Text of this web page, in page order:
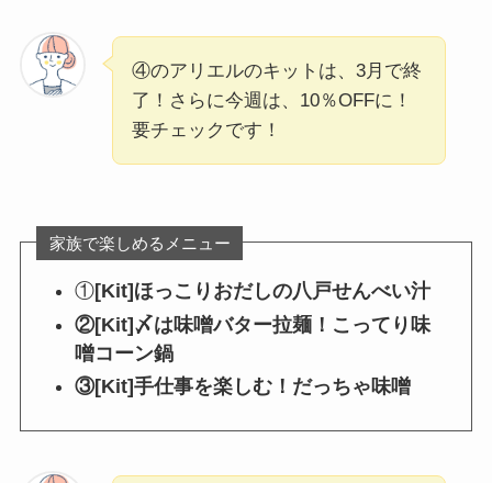
④のアリエルのキットは、3月で終
了！さらに今週は、10％OFFに！
要チェックです！
家族で楽しめるメニュー
①[Kit]ほっこりおだしの八戸せんべい汁
②[Kit]〆は味噌バター拉麺！こってり味
噌コーン鍋
③[Kit]手仕事を楽しむ！だっちゃ味噌